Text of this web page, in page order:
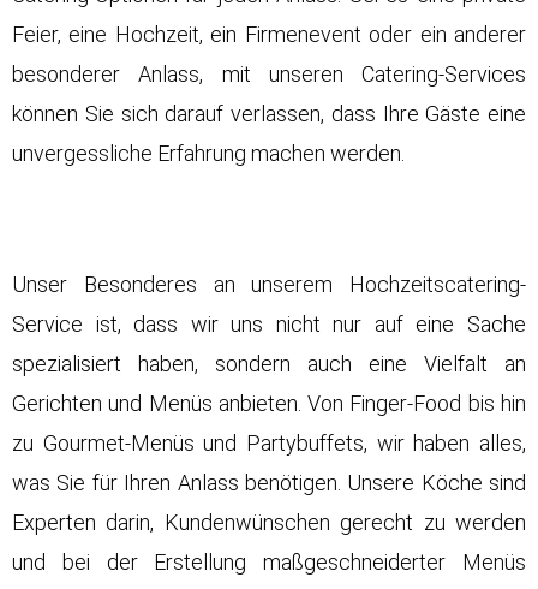
Feier, eine Hochzeit, ein Firmenevent oder ein anderer
besonderer Anlass, mit unseren Catering-Services
können Sie sich darauf verlassen, dass Ihre Gäste eine
unvergessliche Erfahrung machen werden.
Unser Besonderes an unserem Hochzeitscatering-
Service ist, dass wir uns nicht nur auf eine Sache
spezialisiert haben, sondern auch eine Vielfalt an
Gerichten und Menüs anbieten. Von Finger-Food bis hin
zu Gourmet-Menüs und Partybuffets, wir haben alles,
was Sie für Ihren Anlass benötigen. Unsere Köche sind
Experten darin, Kundenwünschen gerecht zu werden
und bei der Erstellung maßgeschneiderter Menüs